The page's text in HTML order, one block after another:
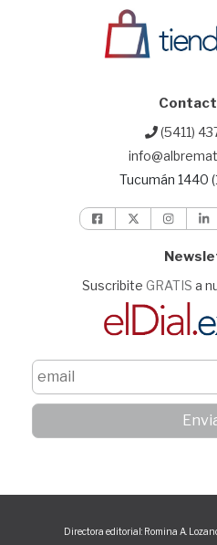
(5411)
Tucumán 1440
Suscribite GRATIS a
Directora editorial: Romina A.